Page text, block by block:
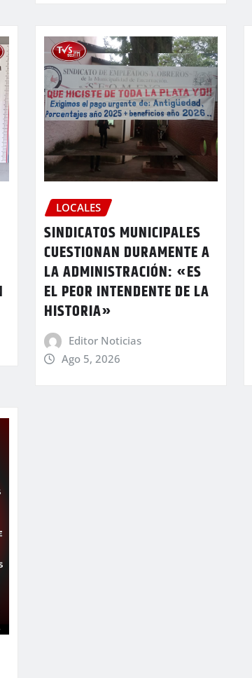
LOCALES
SINDICATOS MUNICIPALES
CUESTIONAN DURAMENTE A
LA ADMINISTRACIÓN: «ES
EL PEOR INTENDENTE DE LA
HISTORIA»
Editor Noticias
Ago 5, 2026